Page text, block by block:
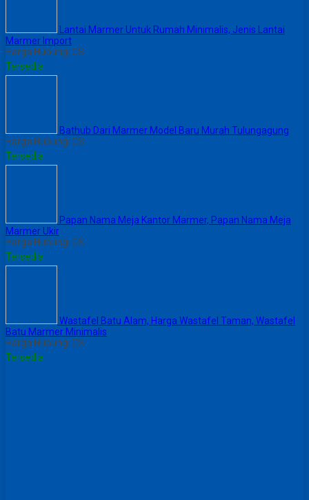
Lantai Marmer Untuk Rumah Minimalis, Jenis Lantai
Marmer Import
Harga Hubungi CS
Tersedia
Bathub Dari Marmer Model Baru Murah Tulungagung
Harga Hubungi CS
Tersedia
Papan Nama Meja Kantor Marmer, Papan Nama Meja
Marmer Ukir
Harga Hubungi CS
Tersedia
Wastafel Batu Alam, Harga Wastafel Taman, Wastafel
Batu Marmer Minimalis
Harga Hubungi CS
Tersedia